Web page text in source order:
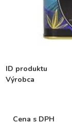
ID produktu
Výrobca
Cena s DPH